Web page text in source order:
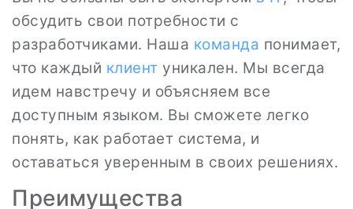
обсудить свои потребности с
разработчиками. Наша команда понимает,
что каждый клиент уникален. Мы всегда
идем навстречу и объясняем все
доступным языком. Вы сможете легко
понять, как работает система, и
оставаться уверенным в своих решениях.
Преимущества